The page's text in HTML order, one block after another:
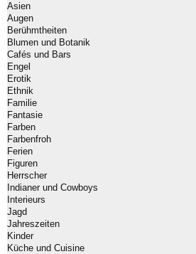
Asien
Augen
Berühmtheiten
Blumen und Botanik
Cafés und Bars
Engel
Erotik
Ethnik
Familie
Fantasie
Farben
Farbenfroh
Ferien
Figuren
Herrscher
Indianer und Cowboys
Interieurs
Jagd
Jahreszeiten
Kinder
Küche und Cuisine